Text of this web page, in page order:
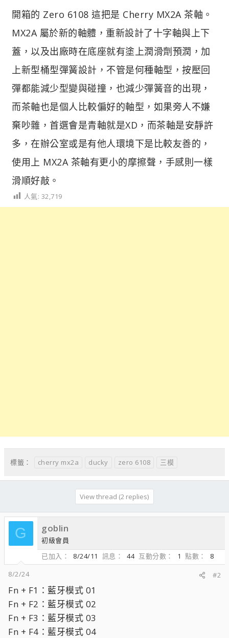
開箱的 Zero 6108 這把是 Cherry MX2A 茶軸。
MX2A 屬於新的軸體，重新設計了十字軸與上下
蓋，以及出廠時在底座就有塗上潤滑劑預潤，加
上新型桶型彈簧設計，不管是何種軸型，按壓回
彈都能減少型變與碰撞，也減少彈簧音的出現，
而茶軸也是個人比較偏好的軸型，如果旁人不嫌
棄吵雜，首選會是青軸就是XD，而茶軸是安靜許
多，在辦公室或是有他人環境下是比較友善的，
使用上 MX2A 茶軸有更小的摩擦聲，手感則一樣
滑順好敲。
人氣: 32,719
標籤： cherry mx2a ducky zero 6108 三模
View thread (2 replies)
G goblin
初級會員
已加入
8/24/11 訊息 44 互動分數 1 點數
8
8/2/24
#2
Fn + F1：藍牙模式 01
Fn + F2：藍牙模式 02
Fn + F3：藍牙模式 03
Fn + F4：藍牙模式 04